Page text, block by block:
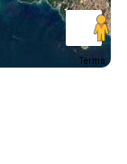
Terms